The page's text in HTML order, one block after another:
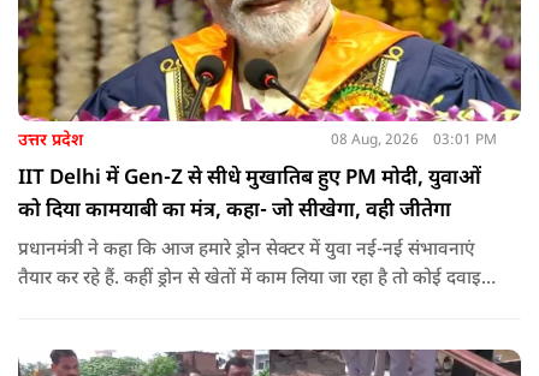
उत्तर प्रदेश 08 Aug, 2026 03:01 PM
IIT Delhi में Gen-Z से सीधे मुखातिब हुए PM मोदी, युवाओं
को दिया कामयाबी का मंत्र, कहा- जो सीखेगा, वही जीतेगा
प्रधानमंत्री ने कहा कि आज हमारे ड्रोन सेक्टर में युवा नई-नई संभावनाएं
तैयार कर रहे हैं. कहीं ड्रोन से खेतों में काम लिया जा रहा है तो कोई दवाइयां